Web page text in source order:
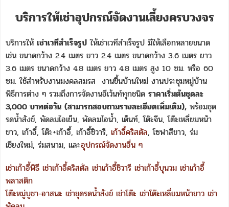
บริการให้เช่าอุปกรณ์จัดงานเลี้ยงครบวงจร
บริการให้ เช่าเวทีสำเร็จรูป ให้เช่าเวทีสำเร็จรูป มีให้เลือกหลายขนาด
เช่น ขนาดกว้าง 2.4 เมตร ยาว 2.4 เมตร ขนาดกว้าง 3.6 เมตร ยาว
3.6 เมตร ขนาดกว้าง 4.8 เมตร ยาว 4.8 เมตร สูง 10 ซม. หรือ 60
ซม. ใช้สำหรับงานมงคลสมรส งานขึ้นบ้านใหม่ งานประชุมหมู่บ้าน
พิธีการต่าง ๆ รวมถึงการจัดงานอีเว้นท์ทุกชนิด ราคาเริ่มต้นชุดละ
3,000 บาทต่อวัน (สามารถสอบถามรายละเอียดเพิ่มเติม), พร้อมชุด
รดน้ำสังข์, พัดลมไอเย็น, พัดลมไอน้ำ, เต็นท์, โต๊ะจีน, โต๊ะเหลี่ยมหน้า
ขาว, เก้าอี้, โต๊ะ+เก้าอี้, เก้าอี้ชิวารี, เก้าอี้คริสตัล, โซฟาสีขาว, ร่ม
เชียงใหม่, ร่มสนาม, และอุปกรณ์จัดงานอื่น ๆ
เช่าเก้าอี้พิธี เช่าเก้าอี้คริสตัล เช่าเก้าอี้ชิวารี เช่าเก้าอี้บุนวม เช่าเก้าอี้
พลาสติก
โต๊ะหมู่บูชา-อาสนะ เช่าชุดรดน้ำสังข์ เช่าโต๊ะ เช่าโต๊ะเหลี่ยมหน้าขาว เช่า